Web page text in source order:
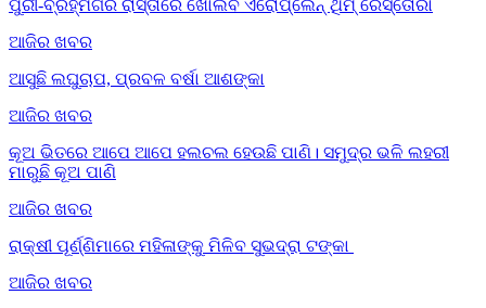
ପୁରୀ-ବ୍ରହ୍ମଗିରି ରାସ୍ତାରେ ଖୋଲିବ ଏରୋପ୍ଲେନ୍‌ ଥିମ୍‌ ରେସ୍ତୋରାଁ
ଆଜିର ଖବର
ଆସୁଛି ଲଘୁଚାପ, ପ୍ରବଳ ବର୍ଷା ଆଶଙ୍କା
ଆଜିର ଖବର
କୂଅ ଭିତରେ ଆପେ ଆପେ ହଲଚଲ ହେଉଛି ପାଣି। ସମୁଦ୍ର ଭଳି ଲହରୀ
ମାରୁଛି କୂଅ ପାଣି
ଆଜିର ଖବର
ରାକ୍ଷୀ ପୂର୍ଣ୍ଣିମାରେ ମହିଳାଙ୍କୁ ମିଳିବ ସୁଭଦ୍ରା ଟଙ୍କା
ଆଜିର ଖବର